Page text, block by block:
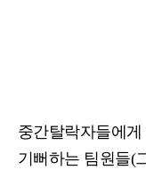
중간탈락자들에
기뻐하는 팀원들(